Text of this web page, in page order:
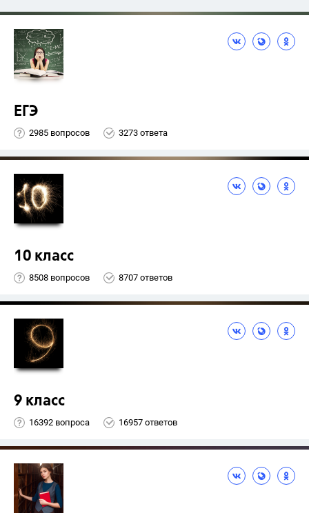
ЕГЭ
2985 вопросов 3273 ответа
10 класс
8508 вопросов 8707 ответов
9 класс
16392 вопроса 16957 ответов